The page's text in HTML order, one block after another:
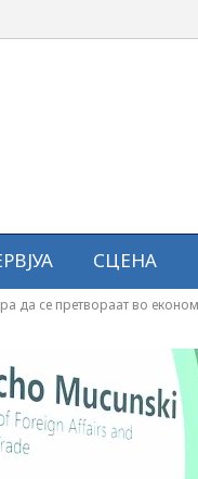
СЦЕНА
да се претвораат во